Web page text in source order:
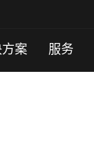
案 服务